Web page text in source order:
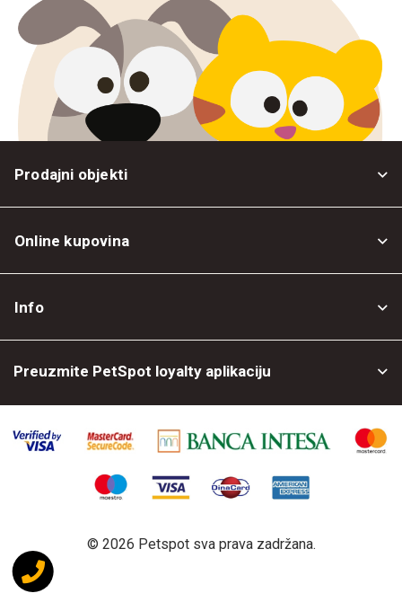
Prodajni objekti
Online kupovina
Info
Preuzmite PetSpot loyalty aplikaciju
© 2026 Petspot sva prava zadržana.